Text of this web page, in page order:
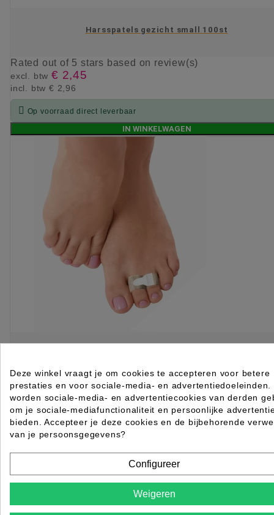
Harsspatels gezicht small 100st
Rated out of 5 stars based on review(s)
excl. btw € 2,45
incl. btw € 2,96
 Op voorraad direct leverbaar
IN WINKELWAGEN
Ratedout of 5 stars based on review(s)
Log in of maak eenACCOUNTaan om te bestellen.
KIES OPTIE
Deze winkel vraagt je om cookies te accepteren voor betere
prestaties en voor sociale-media- en advertentiedoeleinden.
worden sociale-media- en advertentiecookies van derden
om je sociale-mediafunctionaliteit en persoonlijke
bieden. Accepteer je deze cookies en de bijbehorende
van je persoonsgegevens?
Configureer
Weigeren